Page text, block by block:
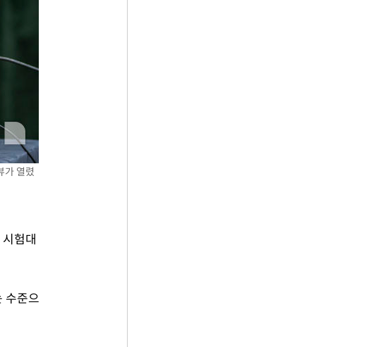
가 열렸
험대
수준으